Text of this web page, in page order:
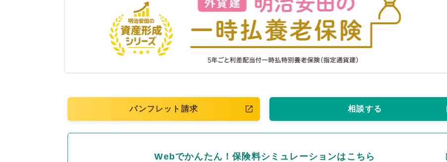
パンフレット請求 相談する
Webでかんたん！保険料シミュレーションはこちら